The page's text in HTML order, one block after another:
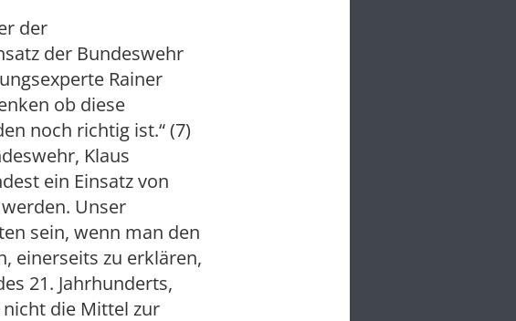
der
der Bundeswehr
Rainer
ob diese
noch richtig ist.“ (7)
Klaus
ein Einsatz von
Unser
sein, wenn man den
einerseits zu erklären,
21. Jahrhunderts,
die Mittel zur